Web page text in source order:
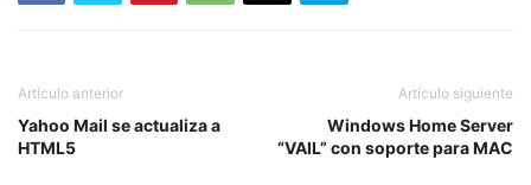
Artículo anterior
Yahoo Mail se actualiza a
HTML5
Artículo siguiente
Windows Home Server
“VAIL” con soporte para MAC